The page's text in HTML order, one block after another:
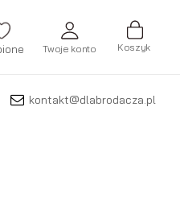
Koszyk
Twoje konto
SIĘ
kontakt@dlabrodacza.pl